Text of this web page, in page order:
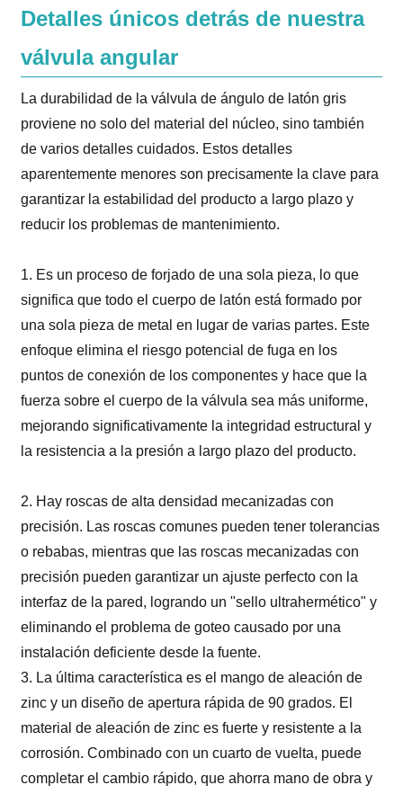
Detalles únicos detrás de nuestra
válvula angular
La durabilidad de la válvula de ángulo de latón gris
proviene no solo del material del núcleo, sino también
de varios detalles cuidados. Estos detalles
aparentemente menores son precisamente la clave para
garantizar la estabilidad del producto a largo plazo y
reducir los problemas de mantenimiento.
1. Es un proceso de forjado de una sola pieza, lo que
significa que todo el cuerpo de latón está formado por
una sola pieza de metal en lugar de varias partes. Este
enfoque elimina el riesgo potencial de fuga en los
puntos de conexión de los componentes y hace que la
fuerza sobre el cuerpo de la válvula sea más uniforme,
mejorando significativamente la integridad estructural y
la resistencia a la presión a largo plazo del producto.
2. Hay roscas de alta densidad mecanizadas con
precisión. Las roscas comunes pueden tener tolerancias
o rebabas, mientras que las roscas mecanizadas con
precisión pueden garantizar un ajuste perfecto con la
interfaz de la pared, logrando un "sello ultrahermético" y
eliminando el problema de goteo causado por una
instalación deficiente desde la fuente.
3. La última característica es el mango de aleación de
zinc y un diseño de apertura rápida de 90 grados. El
material de aleación de zinc es fuerte y resistente a la
corrosión. Combinado con un cuarto de vuelta, puede
completar el cambio rápido, que ahorra mano de obra y